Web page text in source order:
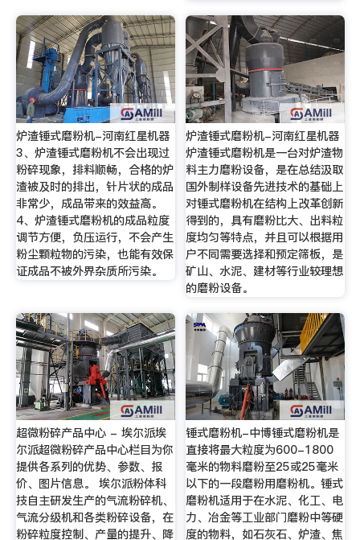
炉渣锤式磨粉机-河南红星机器
3、炉渣锤式磨粉机不会出现过
粉碎现象，排料顺畅，合格的炉
渣被及时的排出，针片状的成品
非常少，成品带来的效益高。
4、炉渣锤式磨粉机的成品粒度
调节方便，负压运行，不会产生
粉尘颗粒物的污染，也能有效保
证成品不被外界杂质所污染。
炉渣锤式磨粉机-河南红星机器
炉渣锤式磨粉机是一台对炉渣物
料主力磨粉设备，是在总结汲取
国外制样设备先进技术的基础上
对锤式磨粉机在结构上改革创新
得到的，具有磨粉比大、出料粒
度均匀等特点，并且可以根据用
户不同需要选择和预定筛板，是
矿山、水泥、建材等行业较理想
的磨粉设备。
超微粉碎产品中心 - 埃尔派埃
尔派超微粉碎产品中心栏目为你
提供各系列的优势、参数、报
价、图片信息。 埃尔派粉体科
技自主研发生产的气流粉碎机、
气流分级机和各类粉碎设备，在
粉碎粒度控制、产量的提升、降
锤式磨粉机-中博锤式磨粉机是
直接将最大粒度为600-1800
毫米的物料磨粉至25或25毫米
以下的一段磨粉用磨粉机。锤式
磨粉机适用于在水泥、化工、电
力、冶金等工业部门磨粉中等硬
度的物料，如石灰石、炉渣、焦